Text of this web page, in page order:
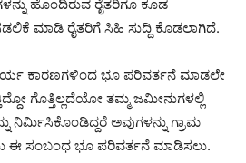
ಹೊಂದಿರುವ ರೈತರಿಗೂ ಕೂಡ
ಮಾಡಿ ರೈತರಿಗೆ ಸಿಹಿ ಸುದ್ದಿ ಕೊಡಲಾಗಿದೆ.
ಕಾರಣಗಳಿಂದ ಭೂ ಪರಿವರ್ತನೆ ಮಾಡಲೇ
ಗೊತ್ತಿಲ್ಲದೆಯೋ ತಮ್ಮ ಜಮೀನುಗಳಲ್ಲಿ
ನಿರ್ಮಿಸಿಕೊಂಡಿದ್ದರೆ ಅವುಗಳನ್ನು ಗ್ರಾಮ
ಈ ಸಂಬಂಧ ಭೂ ಪರಿವರ್ತನೆ ಮಾಡಿಸಲು.